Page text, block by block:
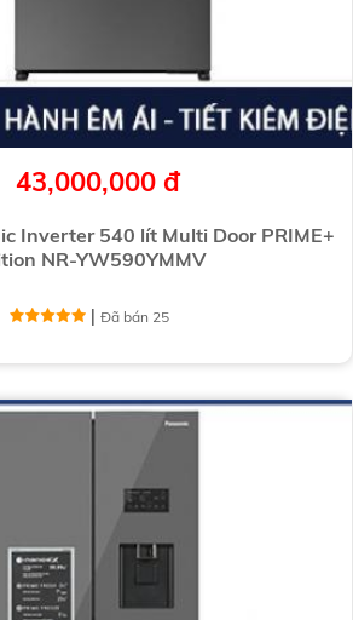
43,000,000 đ
Inverter 540 lít Multi Door PRIME+
NR-YW590YMMV
|Đã bán 25